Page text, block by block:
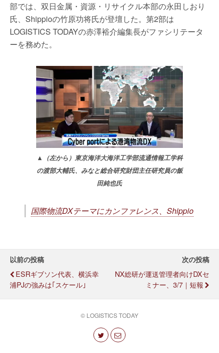
部では、双日金属・資源・リサイクル本部の永田しおり
氏、Shippioの竹原功将氏が登壇した。第2部は
LOGISTICS TODAYの赤澤裕介編集長がファシリテータ
ーを務めた。
▲（左から）東京海洋大海洋工学部流通情報工学科
の渡部大輔氏、みなと総合研究財団主任研究員の飯
田純也氏
国際物流DXテーマにカンファレンス、Shippio
以前の投稿
ESRギブソン代表、横浜幸
浦PJの強みは｢スケール｣
次の投稿
NX総研が運送管理者向けDXセ
ミナー、3/7｜短報
© LOGISTICS TODAY